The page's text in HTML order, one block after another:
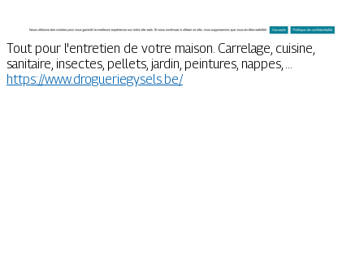
Tout pour l'entretien de votre maison. Carrelage, cuisine,
sanitaire, insectes, pellets, jardin, peintures, nappes, ...
https://www.drogueriegysels.be/